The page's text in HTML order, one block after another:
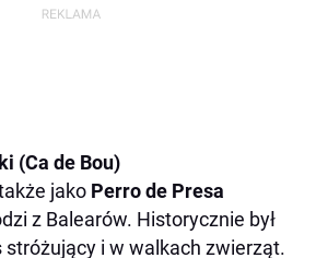
(Ca de Bou)
jako Perro de Presa
z Balearów. Historycznie był
stróżujący i w walkach zwierząt.